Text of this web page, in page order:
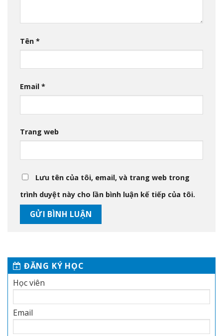
ĐĂNG KÝ HỌC
Học viên
Email
Tên *
Email *
Trang web
Lưu tên của tôi, email, và trang web trong
trình duyệt này cho lần bình luận kế tiếp của tôi.